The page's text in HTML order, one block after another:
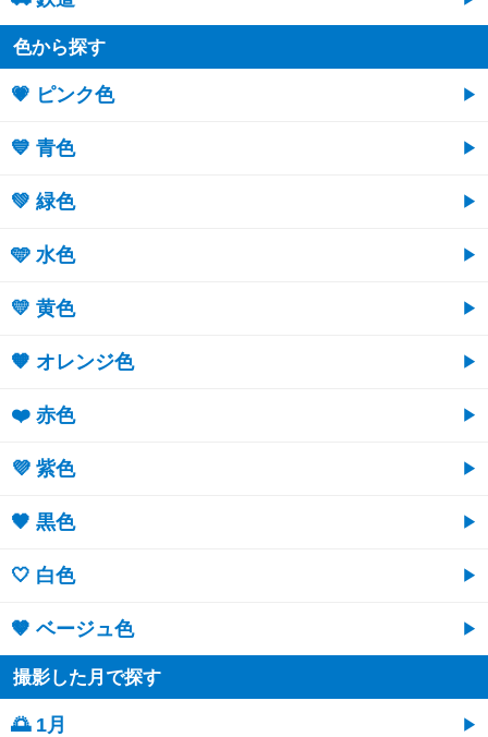
色から探す
💗 ピンク色
💙 青色
💚 緑色
🩵 水色
💛 黄色
🧡 オレンジ色
❤️ 赤色
💜 紫色
🖤 黒色
🤍 白色
🤎 ベージュ色
撮影した月で探す
🌅 1月